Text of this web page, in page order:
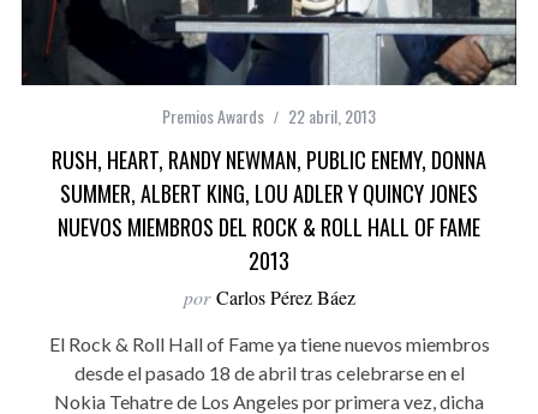
Premios Awards 22 abril, 2013
RUSH, HEART, RANDY NEWMAN, PUBLIC ENEMY, DONNA
SUMMER, ALBERT KING, LOU ADLER Y QUINCY JONES
NUEVOS MIEMBROS DEL ROCK & ROLL HALL OF FAME
2013
por Carlos Pérez Báez
El Rock & Roll Hall of Fame ya tiene nuevos miembros
desde el pasado 18 de abril tras celebrarse en el
Nokia Tehatre de Los Angeles por primera vez, dicha